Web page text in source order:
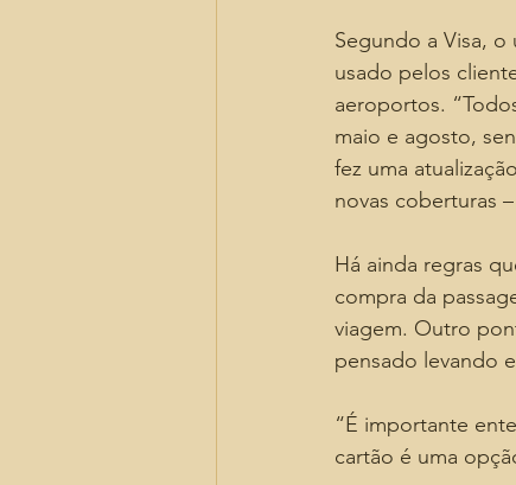
Segundo a Visa,
usado pelos
aeroportos.
maio e agosto,
fez uma
novas coberturas
Há ainda regras
compra da
viagem. Outro
pensado levando
“É importante
cartão é uma